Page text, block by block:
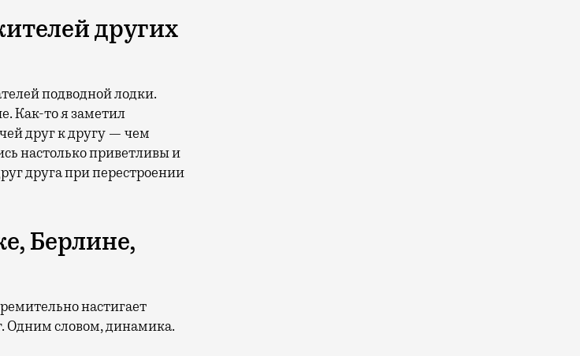
других
подводной лодки.
Как-то я заметил
друг к другу — чем
настолько приветливы и
друга при перестроении
Берлине,
настигает
Одним словом, динамика.